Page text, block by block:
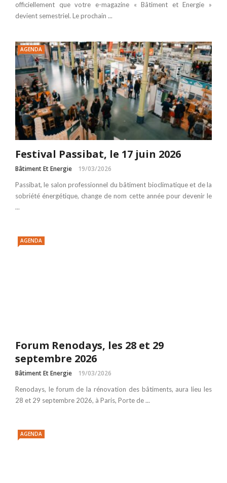
officiellement que votre e-magazine « Bâtiment et Energie »
devient semestriel. Le prochain ...
AGENDA
Festival Passibat, le 17 juin 2026
Bâtiment Et Energie 19/03/2026
Passibat, le salon professionnel du bâtiment bioclimatique et de la
sobriété énergétique, change de nom cette année pour devenir le
...
AGENDA
Forum Renodays, les 28 et 29
septembre 2026
Bâtiment Et Energie 19/03/2026
Renodays, le forum de la rénovation des bâtiments, aura lieu les
28 et 29 septembre 2026, à Paris, Porte de ...
AGENDA